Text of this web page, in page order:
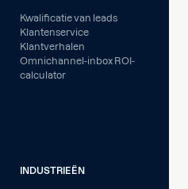
Kwalificatie van leads
Klantenservice
Klantverhalen
Omnichannel-inbox ROI-
calculator
INDUSTRIEËN